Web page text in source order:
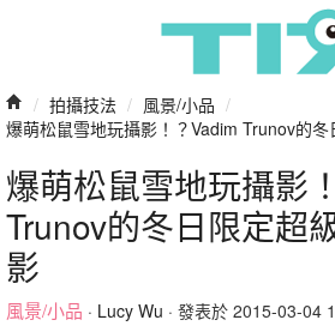
/ 拍攝技法 / 風景/小品 /
爆萌松鼠雪地玩攝影！？Vadim Trunov的冬
爆萌松鼠雪地玩攝影
Trunov的冬日限定超
影
風景/小品 · Lucy Wu · 發表於 2015-03-04